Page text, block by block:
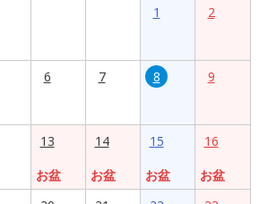
1 2
6 7 8 9
13
お盆
14
お盆
15
お盆
16
お盆